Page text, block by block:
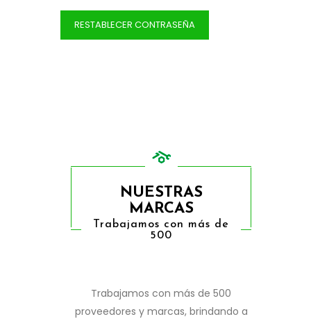
RESTABLECER CONTRASEÑA
NUESTRAS
MARCAS
Trabajamos con más de
500
Trabajamos con más de 500
proveedores y marcas, brindando a